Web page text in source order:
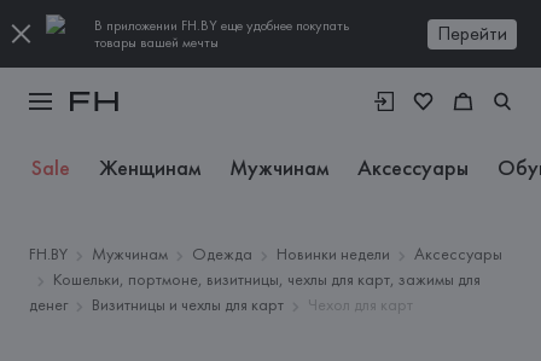
В приложении FH.BY еще удобнее покупать
товары вашей мечты
Перейти
Sale Женщинам Мужчинам Аксессуары
FH.BY Мужчинам Одежда Новинки недели
Аксессуары
Кошельки, портмоне, визитницы, чехлы для карт, зажимы для
денег
Визитницы и чехлы для карт Чехол для карт